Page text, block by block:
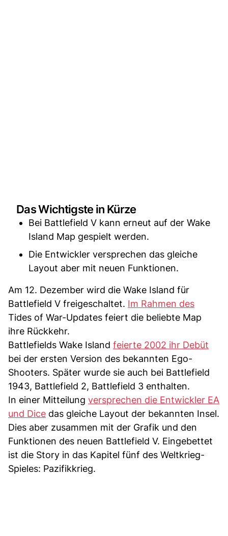
Das Wichtigste in Kürze
Bei Battlefield V kann erneut auf der Wake
Island Map gespielt werden.
Die Entwickler versprechen das gleiche
Layout aber mit neuen Funktionen.
Am 12. Dezember wird die Wake Island für
Battlefield V freigeschaltet. Im Rahmen des
Tides of War-Updates feiert die beliebte Map
ihre Rückkehr.
Battlefields Wake Island feierte 2002 ihr Debüt
bei der ersten Version des bekannten Ego-
Shooters. Später wurde sie auch bei Battlefield
1943, Battlefield 2, Battlefield 3 enthalten.
In einer Mitteilung versprechen die Entwickler EA
und Dice das gleiche Layout der bekannten Insel.
Dies aber zusammen mit der Grafik und den
Funktionen des neuen Battlefield V. Eingebettet
ist die Story in das Kapitel fünf des Weltkrieg-
Spieles: Pazifikkrieg.